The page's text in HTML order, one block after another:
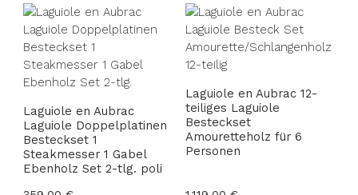
Laguiole en Aubrac
Laguiole Doppelplatinen
Besteckset 1
Steakmesser 1 Gabel
Ebenholz Set 2-tlg. poli
Laguiole en Aubrac 12-
teiliges Laguiole
Besteckset
Amouretteholz für 6
Personen